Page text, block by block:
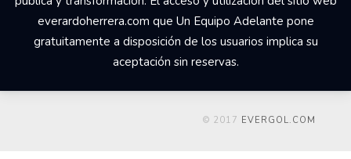
everardoherrera.com que Un Equipo Adelante pone
gratuitamente a disposición de los usuarios implica su
aceptación sin reservas.
© 2017 EVERGOL.COM